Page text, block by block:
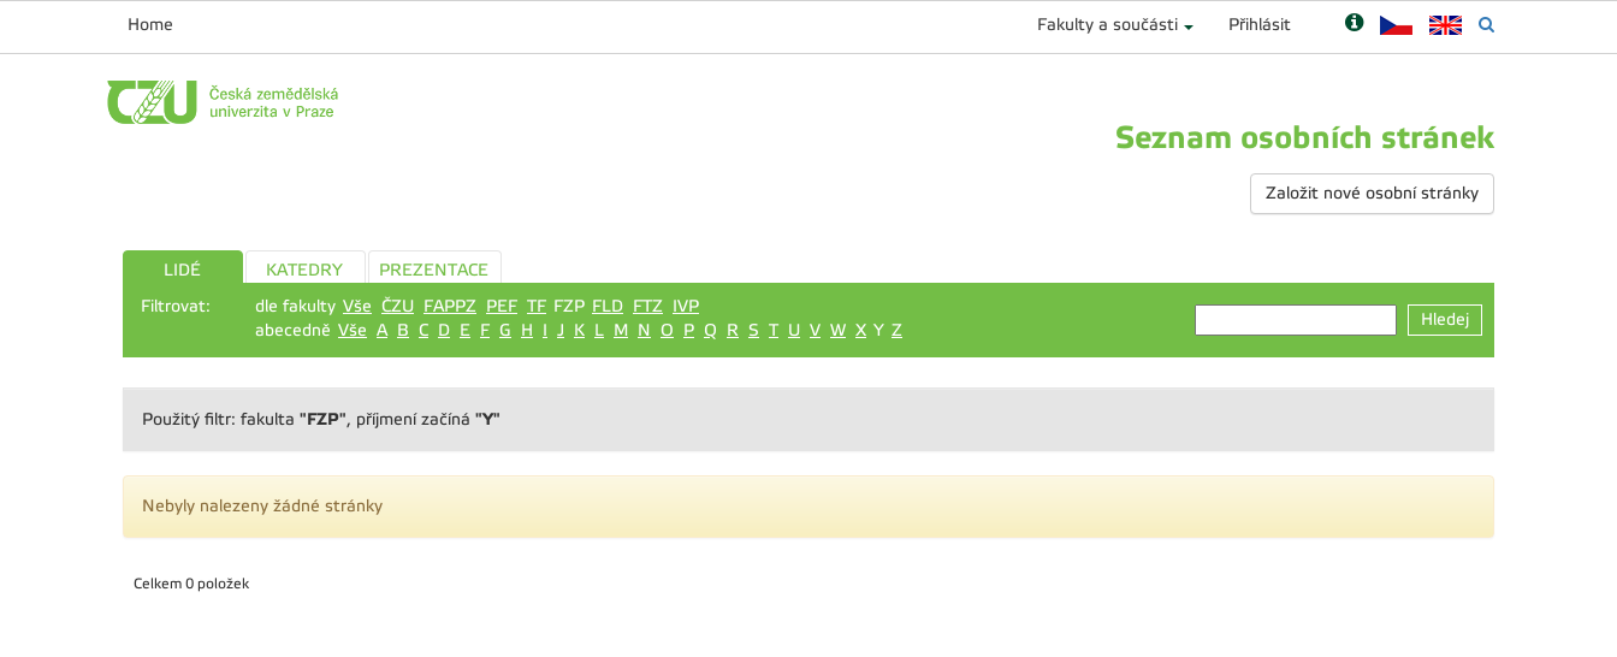
Home Fakulty a součásti Přihlásit
Seznam osobních stránek
Založit nové osobní stránky
LIDÉ KATEDRY
PREZENTACE
Filtrovat:
dle fakulty Vše ČZU FAPPZ PEF TF FZP FLD FTZ IVP
abecedně Vše A B C D E F G H I J K L M N O P Q R S T U V W X Y Z
Hledej
Použitý filtr: fakulta "FZP", příjmení začíná "Y"
Nebyly nalezeny žádné stránky
Celkem 0 položek